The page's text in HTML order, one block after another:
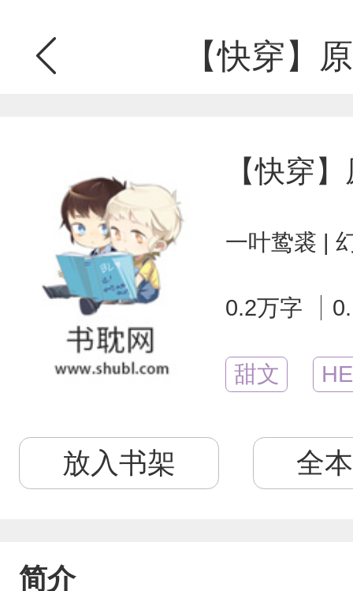
【快穿】
【快穿
一叶鸷裘 |
0.2万字
甜文 HE
放入书架 全
简介